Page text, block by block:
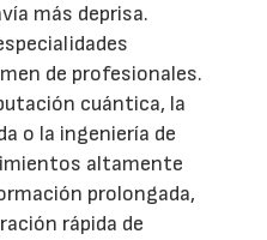
más deprisa.
de profesionales.
cuántica, la
o la ingeniería de
altamente
prolongada,
rápida de